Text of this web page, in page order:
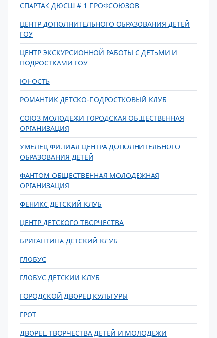
СПАРТАК ДЮСШ # 1 ПРОФСОЮЗОВ
ЦЕНТР ДОПОЛНИТЕЛЬНОГО ОБРАЗОВАНИЯ ДЕТЕЙ
ГОУ
ЦЕНТР ЭКСКУРСИОННОЙ РАБОТЫ С ДЕТЬМИ И
ПОДРОСТКАМИ ГОУ
ЮНОСТЬ
РОМАНТИК ДЕТСКО-ПОДРОСТКОВЫЙ КЛУБ
СОЮЗ МОЛОДЕЖИ ГОРОДСКАЯ ОБЩЕСТВЕННАЯ
ОРГАНИЗАЦИЯ
УМЕЛЕЦ ФИЛИАЛ ЦЕНТРА ДОПОЛНИТЕЛЬНОГО
ОБРАЗОВАНИЯ ДЕТЕЙ
ФАНТОМ ОБЩЕСТВЕННАЯ МОЛОДЕЖНАЯ
ОРГАНИЗАЦИЯ
ФЕНИКС ДЕТСКИЙ КЛУБ
ЦЕНТР ДЕТСКОГО ТВОРЧЕСТВА
БРИГАНТИНА ДЕТСКИЙ КЛУБ
ГЛОБУС
ГЛОБУС ДЕТСКИЙ КЛУБ
ГОРОДСКОЙ ДВОРЕЦ КУЛЬТУРЫ
ГРОТ
ДВОРЕЦ ТВОРЧЕСТВА ДЕТЕЙ И МОЛОДЕЖИ